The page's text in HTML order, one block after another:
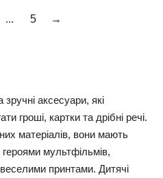
... 5 →
зручні аксесуари, які
гроші, картки та дрібні речі.
матеріалів, вони мають
мультфільмів,
принтами. Дитячі